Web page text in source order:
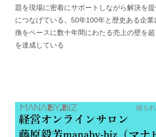
題を現場に密着にサポートしながら解決を
につなげている。50年100年と歴史ある企
換をベースに数十年間にわたる売上の壁を
を達成している